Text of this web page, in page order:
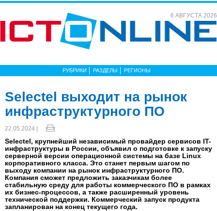
6 АВГУСТА 2026
РУБРИКИ РАЗДЕЛЫ РЕГИОНЫ
Selectel выходит на рынок
инфраструктурного ПО
22.05.2024 |
Selectel, крупнейший независимый провайдер сервисов IT-
инфраструктуры в России, объявил о подготовке к запуску
серверной версии операционной системы на базе Linux
корпоративного класса. Это станет первым шагом по
выходу компании на рынок инфраструктурного ПО.
Компания сможет предложить заказчикам более
стабильную среду для работы коммерческого ПО в рамках
их бизнес-процессов, а также расширенный уровень
технической поддержки. Коммерческий запуск продукта
запланирован на конец текущего года.